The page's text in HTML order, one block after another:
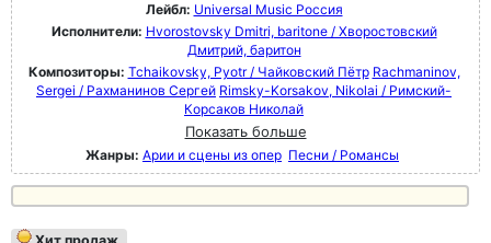
Лейбл: Universal Music Россия
Исполнители: Hvorostovsky Dmitri, baritone / Хворостовский
Дмитрий, баритон
Композиторы: Tchaikovsky, Pyotr / Чайковский Пётр Rachmaninov,
Sergei / Рахманинов Сергей Rimsky-Korsakov, Nikolai / Римский-
Корсаков Николай
Показать больше
Жанры: Арии и сцены из опер Песни / Романсы